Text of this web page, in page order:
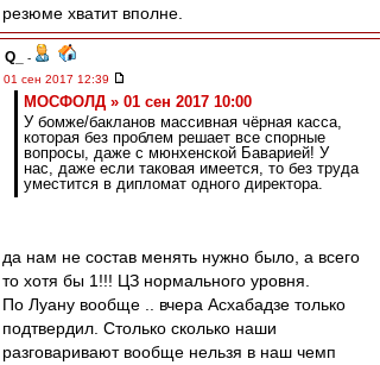
резюме хватит вполне.
Q_
-
01 сен 2017 12:39
МОСФОЛД » 01 сен 2017 10:00
У бомже/бакланов массивная чёрная касса,
которая без проблем решает все спорные
вопросы, даже с мюнхенской Баварией! У
нас, даже если таковая имеется, то без труда
уместится в дипломат одного директора.
да нам не состав менять нужно было, а всего
то хотя бы 1!!! ЦЗ нормального уровня.
По Луану вообще .. вчера Асхабадзе только
подтвердил. Столько сколько наши
разговаривают вообще нельзя в наш чемп